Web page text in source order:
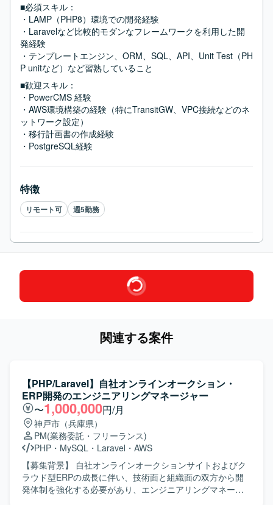
■必須スキル：
・LAMP（PHP8）環境での開発経験
・Laravelなど比較的モダンなフレームワークを利用した開
発経験
・テンプレートエンジン、ORM、SQL、API、Unit Test（PH
P unitなど）など習熟していること
■歓迎スキル：
・PowerCMS 経験
・AWS環境構築の経験（特にTransitGW、VPC接続などのネ
ットワーク設定）
・移行計画書の作成経験
・PostgreSQL経験
特徴
リモート可 週5勤務
関連する案件
【PHP/Laravel】自社オンラインオークション・
ERP開発のエンジニアリングマネージャー
〜1,000,000円/月
神戸市（兵庫県）
PM(業務委託・フリーランス)
PHP ・ MySQL ・ Laravel ・ AWS
【募集背景】 自社オンラインオークションサイトおよびク
ラウド型ERPの成長に伴い、技術面と組織面の双方から開
発体制を強化する必要があり、エンジニアリングマネージ